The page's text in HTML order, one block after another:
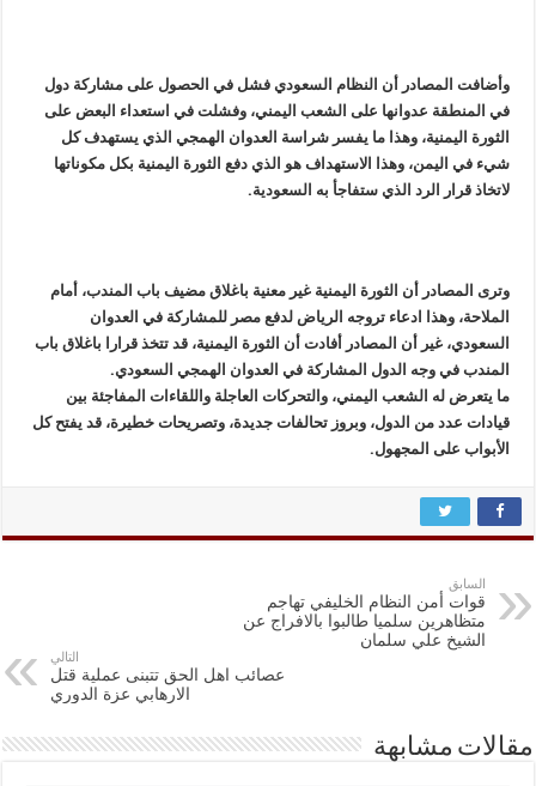
وأضافت المصادر أن النظام السعودي فشل في الحصول على مشاركة دول
في المنطقة عدوانها على الشعب اليمني، وفشلت في استعداء البعض على
الثورة اليمنية، وهذا ما يفسر شراسة العدوان الهمجي الذي يستهدف كل
شيء في اليمن، وهذا الاستهداف هو الذي دفع الثورة اليمنية بكل مكوناتها
لاتخاذ قرار الرد الذي ستفاجأ به السعودية.
وترى المصادر أن الثورة اليمنية غير معنية باغلاق مضيف باب المندب، أمام
الملاحة، وهذا ادعاء تروجه الرياض لدفع مصر للمشاركة في العدوان
السعودي، غير أن المصادر أفادت أن الثورة اليمنية، قد تتخذ قرارا باغلاق باب
المندب في وجه الدول المشاركة في العدوان الهمجي السعودي.
ما يتعرض له الشعب اليمني، والتحركات العاجلة واللقاءات المفاجئة بين
قيادات عدد من الدول، وبروز تحالفات جديدة، وتصريحات خطيرة، قد يفتح كل
الأبواب على المجهول.
السابق
قوات أمن النظام الخليفي تهاجم
متظاهرين سلميا طالبوا بالافراج عن
الشيخ علي سلمان
التالي
عصائب اهل الحق تتبنى عملية قتل
الارهابي عزة الدوري
مقالات مشابهة